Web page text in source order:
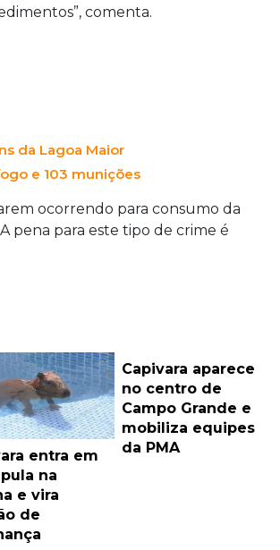
comenta.
da Lagoa Maior
e 103 munições
ocorrendo para consumo da
pena para este tipo de crime é
entra em
na
e vira
de
Capivara aparece
no centro de
Campo Grande e
mobiliza equipes
da PMA